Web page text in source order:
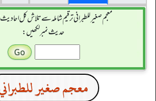
معجم صغير للطبراني ترقیم شاملہ سے تلاش کل احادیث
حدیث نمبر لکھیں:
معجم صغير